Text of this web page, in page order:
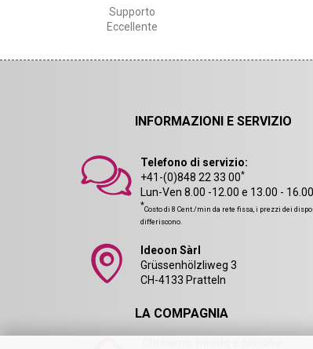
Supporto
Eccellente
INFORMAZIONI E SERVIZIO
Telefono di servizio:
+41-(0)848 22 33 00*
Lun-Ven 8.00 -12.00 e 13.00 - 16.00
*Costo di 8 Cent./min da rete fissa, i prezzi dei
differiscono.
Ideoon Sàrl
Grüssenhölzliweg 3
CH-4133 Pratteln
LA COMPAGNIA